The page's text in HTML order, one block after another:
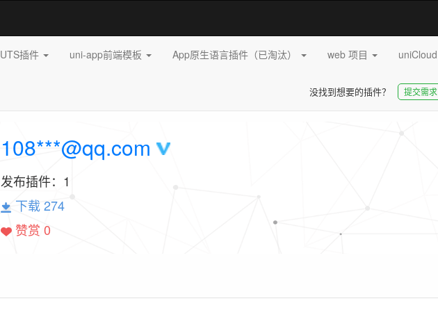
UTS插件 uni-app前端模板 App原生语言插件（已淘汰） web 项目 uniCloud
没找到想要的插件？ 提交需求
108***@qq.com
发布插件： 1
下载 274
赞赏 0